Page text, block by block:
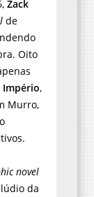
Zack
de
Oito
Império,
Murro,
novel
da